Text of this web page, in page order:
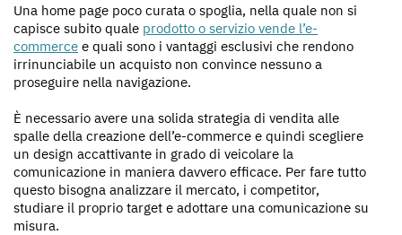
Una home page poco curata o spoglia, nella quale non si
capisce subito quale prodotto o servizio vende l’e-
commerce e quali sono i vantaggi esclusivi che rendono
irrinunciabile un acquisto non convince nessuno a
proseguire nella navigazione.
È necessario avere una solida strategia di vendita alle
spalle della creazione dell’e-commerce e quindi scegliere
un design accattivante in grado di veicolare la
comunicazione in maniera davvero efficace. Per fare tutto
questo bisogna analizzare il mercato, i competitor,
studiare il proprio target e adottare una comunicazione su
misura.